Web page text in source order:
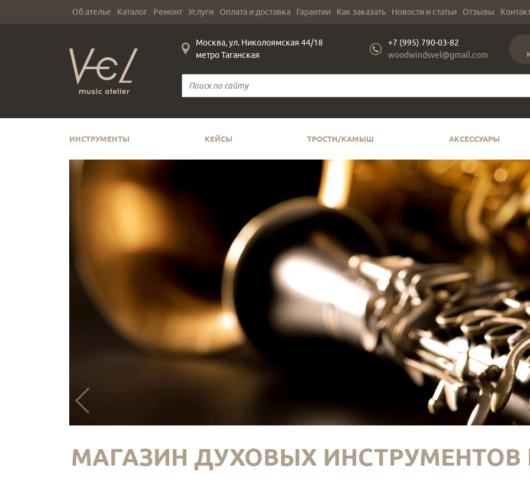
Об ателье Каталог Ремонт Услуги Оплата и доставка Гарантии Как заказать Новости и статьи Отзывы
Москва, ул. Николоямская 44/18
метро Таганская
+7 (995) 790-03-82
woodwindsvel@gmail.com
ИНСТРУМЕНТЫ КЕЙСЫ ТРОСТИ/КАМЫШ АКСЕССУАРЫ
МАГАЗИН ДУХОВЫХ ИНСТРУМЕНТОВ